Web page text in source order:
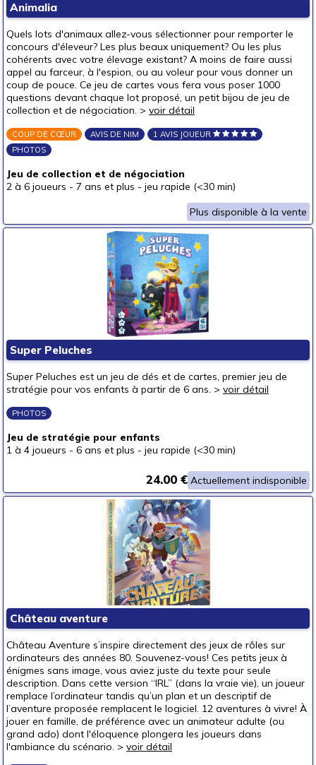
Animalia
Quels lots d'animaux allez-vous sélectionner pour remporter le
concours d'éleveur? Les plus beaux uniquement? Ou les plus
cohérents avec votre élevage existant? A moins de faire aussi
appel au farceur, à l'espion, ou au voleur pour vous donner un
coup de pouce. Ce jeu de cartes vous fera vous poser 1000
questions devant chaque lot proposé, un petit bijou de jeu de
collection et de négociation. > voir détail
COUP DE CŒUR AVIS DE NIM
1 AVIS JOUEUR
PHOTOS
Jeu de collection et de négociation
2 à 6 joueurs - 7 ans et plus - jeu rapide (<30 min)
Plus disponible à la vente
Super Peluches
Super Peluches est un jeu de dés et de cartes, premier jeu de
stratégie pour vos enfants à partir de 6 ans. > voir détail
PHOTOS
Jeu de stratégie pour enfants
1 à 4 joueurs - 6 ans et plus - jeu rapide (<30 min)
Actuellement indisponible
24.00 €
Château aventure
Château Aventure s’inspire directement des jeux de rôles sur
ordinateurs des années 80. Souvenez-vous! Ces petits jeux à
énigmes sans image, vous aviez juste du texte pour seule
description. Dans cette version “IRL” (dans la vraie vie), un joueur
remplace l’ordinateur tandis qu’un plan et un descriptif de
l’aventure proposée remplacent le logiciel. 12 aventures à vivre! À
jouer en famille, de préférence avec un animateur adulte (ou
grand ado) dont l'éloquence plongera les joueurs dans
l'ambiance du scénario. > voir détail